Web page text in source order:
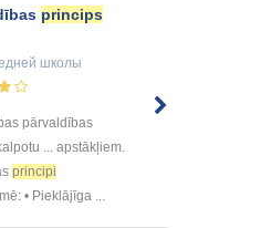
princips
школы
pārvaldības
... apstākļiem.
principi
• Pieklājīga ...